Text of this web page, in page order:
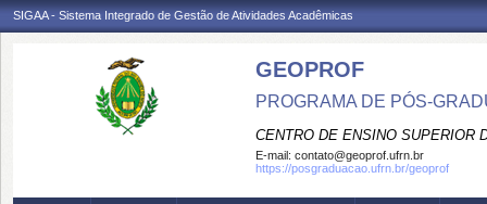
SIGAA - Sistema Integrado de Gestão de Atividades Acadêmicas
GEOPROF
PROGRAMA DE PÓS-
CENTRO DE ENSINO SUPERIOR
E-mail: contato@geoprof.ufrn.br
https://posgraduacao.ufrn.br/geoprof